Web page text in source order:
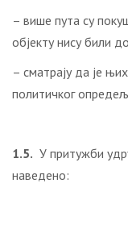
– више пута су
објекту нису били
– сматрају да је
политичког
1.5. У притужби
наведено: